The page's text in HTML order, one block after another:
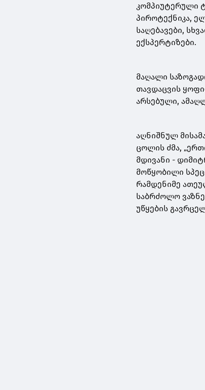
კომპიუტერული
პიროტექნიკა,
საღებავები,
ექსპერტიზები.
მაღალი
თავდაცვის
არსებული,
აღნიშნულ
ცოლის ძმა,
მდივანი -
მოწყობილი
რამდენიმე
საბრძოლო
უწყების